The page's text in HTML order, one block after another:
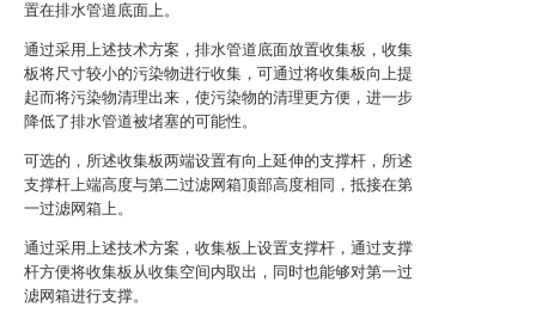
置在排水管道底面上。
通过采用上述技术方案，排水管道底面放置收集板，收集
板将尺寸较小的污染物进行收集，可通过将收集板向上提
起而将污染物清理出来，使污染物的清理更方便，进一步
降低了排水管道被堵塞的可能性。
可选的，所述收集板两端设置有向上延伸的支撑杆，所述
支撑杆上端高度与第二过滤网箱顶部高度相同，抵接在第
一过滤网箱上。
通过采用上述技术方案，收集板上设置支撑杆，通过支撑
杆方便将收集板从收集空间内取出，同时也能够对第一过
滤网箱进行支撑。